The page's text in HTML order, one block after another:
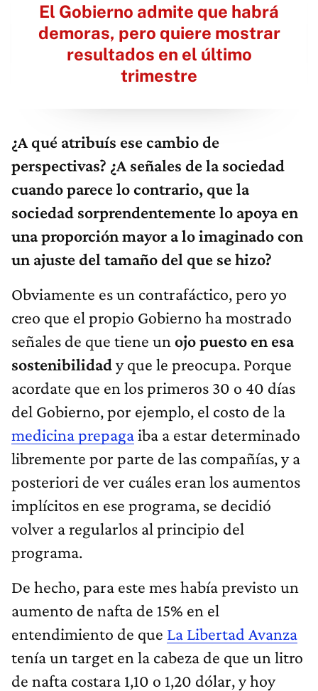
El Gobierno admite que habrá
demoras, pero quiere mostrar
resultados en el último
trimestre
¿A qué atribuís ese cambio de
perspectivas? ¿A señales de la sociedad
cuando parece lo contrario, que la
sociedad sorprendentemente lo apoya en
una proporción mayor a lo imaginado con
un ajuste del tamaño del que se hizo?
Obviamente es un contrafáctico, pero yo
creo que el propio Gobierno ha mostrado
señales de que tiene un ojo puesto en esa
sostenibilidady que le preocupa. Porque
acordate que en los primeros 30 o 40 días
del Gobierno, por ejemplo, el costo de la
medicina prepagaiba a estar determinado
libremente por parte de las compañías, y a
posteriori de ver cuáles eran los aumentos
implícitos en ese programa, se decidió
volver a regularlos al principio del
programa.
De hecho, para este mes había previsto un
aumento de nafta de 15% en el
entendimiento de que La Libertad Avanza
tenía un target en la cabeza de que un litro
de nafta costara 1,10 o 1,20 dólar, y hoy